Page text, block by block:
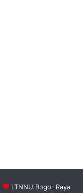
LTNNU Bogor Raya